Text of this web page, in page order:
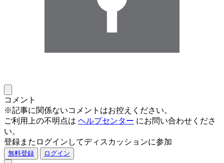
コメント
※記事に関係ないコメントはお控えください。
ご利用上の不明点は ヘルプセンター にお問い合わせくださ
い。
登録またログインしてディスカッションに参加
無料登録 ログイン